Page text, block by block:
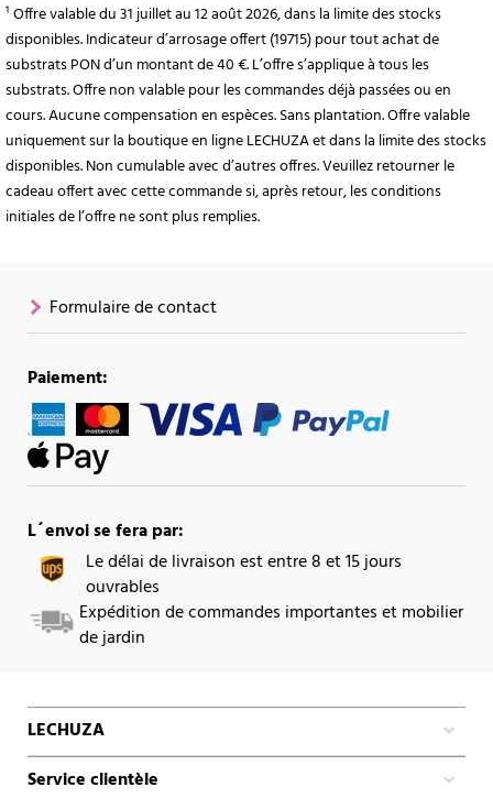
¹ Offre valable du 31 juillet au 12 août 2026, dans la limite des stocks
disponibles. Indicateur d’arrosage offert (19715) pour tout achat de
substrats PON d’un montant de 40 €. L’offre s’applique à tous les
substrats. Offre non valable pour les commandes déjà passées ou en
cours. Aucune compensation en espèces. Sans plantation. Offre valable
uniquement sur la boutique en ligne LECHUZA et dans la limite des stocks
disponibles. Non cumulable avec d’autres offres. Veuillez retourner le
cadeau offert avec cette commande si, après retour, les conditions
initiales de l’offre ne sont plus remplies.
Formulaire de contact
Paiement:
L´envoi se fera par:
Le délai de livraison est entre 8 et 15 jours
ouvrables
Expédition de commandes importantes et mobilier
de jardin
LECHUZA
Service clientèle